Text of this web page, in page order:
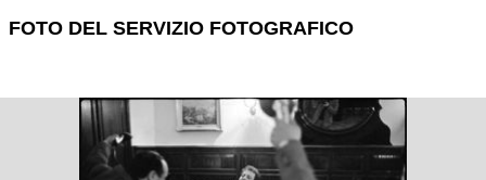
FOTO DEL SERVIZIO FOTOGRAFICO